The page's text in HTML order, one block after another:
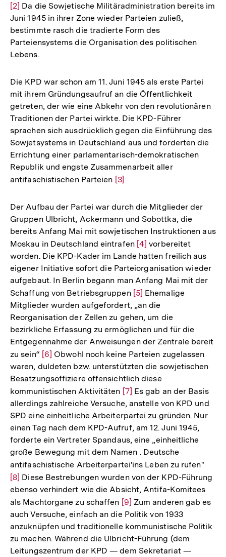
[2] Da die Sowjetische Militäradministration bereits im
Juni 1945 in ihrer Zone wieder Parteien zuließ,
bestimmte rasch die tradierte Form des
Parteiensystems die Organisation des politischen
Lebens.
Die KPD war schon am 11. Juni 1945 als erste Partei
mit ihrem Gründungsaufruf an die Öffentlichkeit
getreten, der wie eine Abkehr von den revolutionären
Traditionen der Partei wirkte. Die KPD-Führer
sprachen sich ausdrücklich gegen die Einführung des
Sowjetsystems in Deutschland aus und forderten die
Errichtung einer parlamentarisch-demokratischen
Republik und engste Zusammenarbeit aller
antifaschistischen Parteien Zur
der
Fußnote
[3]
Der Aufbau der Partei war durch die Mitglieder der
Gruppen Ulbricht, Ackermann und Sobottka, die
bereits Anfang Mai mit sowjetischen Instruktionen aus
Moskau in Deutschland eintrafen Zur
Auflösung
der
Fußnote
[4] vorbereitet
worden. Die KPD-Kader im Lande hatten freilich aus
eigener Initiative sofort die Parteiorganisation wieder
aufgebaut. In Berlin begann man Anfang Mai mit der
Schaffung von Betriebsgruppen Zur
Auflösung
der
Fußnote
[5] Ehemalige
Mitglieder wurden aufgefordert, „an die
Reorganisation der Zellen zu gehen, um die
bezirkliche Erfassung zu ermöglichen und für die
Entgegennahme der Anweisungen der Zentrale bereit
zu sein“ Zur
Auflösung
der
Fußnote
[6] Obwohl noch keine Parteien zugelassen
waren, duldeten bzw. unterstützten die sowjetischen
Besatzungsoffiziere offensichtlich diese
kommunistischen Aktivitäten Zur
Auflösung
der
Fußnote
[7] Es gab an der Basis
allerdings zahlreiche Versuche, anstelle von KPD und
SPD eine einheitliche Arbeiterpartei zu gründen. Nur
einen Tag nach dem KPD-Aufruf, am 12. Juni 1945,
forderte ein Vertreter Spandaus, eine „einheitliche
große Bewegung mit dem Namen . Deutsche
antifaschistische Arbeiterpartei'ins Leben zu rufen"
der
[8] Diese Bestrebungen wurden von der KPD-Führung
ebenso verhindert wie die Absicht, Antifa-Komitees
als Machtorgane zu schaffen Zur
Auflösung
der
Fußnote
[9] Zum anderen gab es
auch Versuche, einfach an die Politik von 1933
anzuknüpfen und traditionelle kommunistische Politik
zu machen. Während die Ulbricht-Führung (dem
Leitungszentrum der KPD — dem Sekretariat —